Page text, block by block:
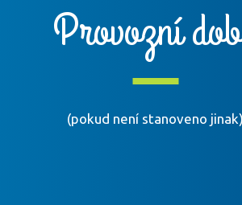
Provozní
(pokud není stanoveno jinak)